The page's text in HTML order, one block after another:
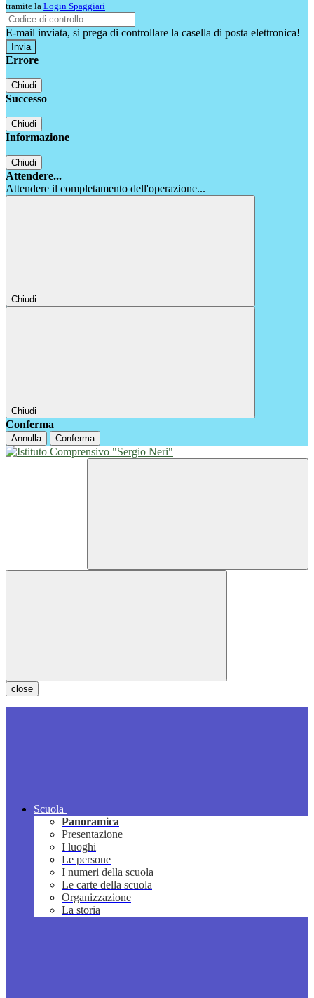
tramite la Login Spaggiari
E-mail inviata, si prega di controllare la casella di posta elettronica!
Errore
Chiudi
Successo
Chiudi
Informazione
Chiudi
Attendere...
Attendere il completamento dell'operazione...
Chiudi
Chiudi
Conferma
Annulla Conferma
close
Scuola
Panoramica
Presentazione
I luoghi
Le persone
I numeri della scuola
Le carte della scuola
Organizzazione
La storia